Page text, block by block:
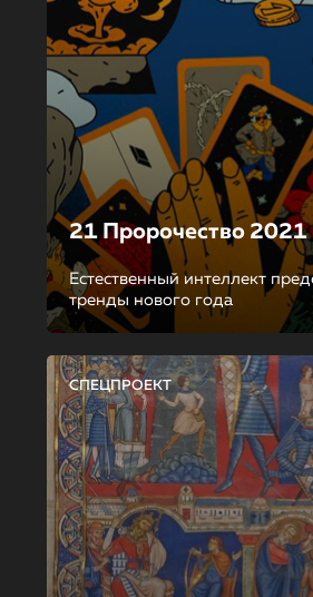
21 Пророчество 2021
Естественный интеллект
тренды нового года
СПЕЦПРОЕКТ